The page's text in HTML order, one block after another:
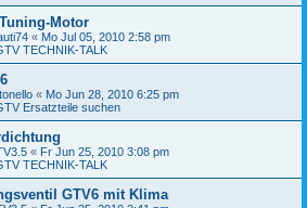
Motor
« Mo Jul 05, 2010 2:58 pm
TECHNIK-TALK
« Mo Jun 28, 2010 6:25 pm
Ersatzteile suchen
« Fr Jun 25, 2010 3:08 pm
TECHNIK-TALK
GTV6 mit Klima